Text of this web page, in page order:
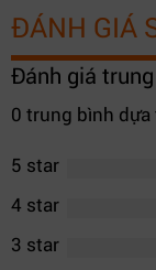
ĐÁNH GIÁ
Đánh giá
0 trung bình dựa
5 star
4 star
3 star